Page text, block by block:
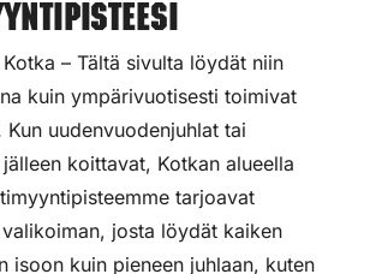
– Tältä sivulta löydät niin
kuin ympärivuotisesti toimivat
Kun uudenvuodenjuhlat tai
koittavat, Kotkan alueella
tarjoavat
josta löydät kaiken
isoon kuin pieneen juhlaan, kuten